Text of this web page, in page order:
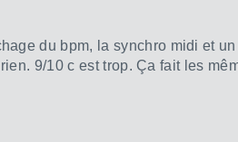
du bpm, la synchro midi et
9/10 c est trop. Ça fait les